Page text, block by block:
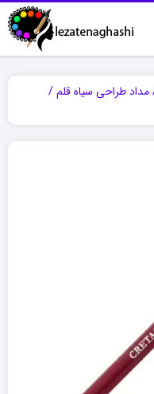
مداد طراحی سیاه قلم